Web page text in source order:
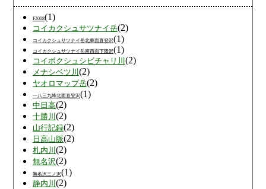
F2008(1)
コイカクシュサツナイ岳(2)
コイカクシュサツナイ岳北東面直登沢(1)
コイカクシュサツナイ岳南西面下降沢(1)
コイボクシュシビチャリ川 (2)
メナシベツ川 (2)
ヤオロマップ岳(2)
一八三九峰北面直登沢(1)
中日高(2)
十勝川 (2)
山行記録(2)
日高山脈(2)
札内川 (2)
無名沢(2)
無名沢三ノ沢(1)
静内川 (2)